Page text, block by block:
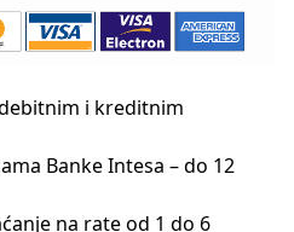
i kreditnim
Banke Intesa – do 12
na rate od 1 do 6